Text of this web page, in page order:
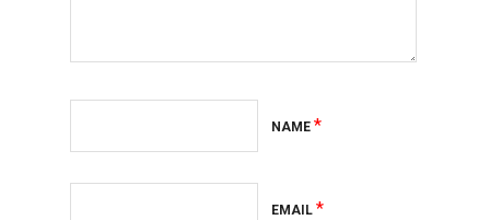
NAME *
EMAIL *